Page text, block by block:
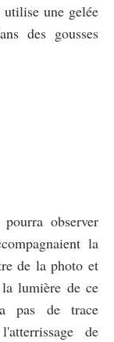
une gelée
des gousses
observer
la
de la photo et
lumière de ce
pas de trace
de